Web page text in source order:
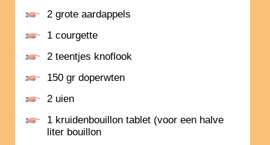
2 grote aardappels
1 courgette
2 teentjes knoflook
150 gr doperwten
2 uien
1 kruidenbouillon tablet (voor een halve
liter bouillon